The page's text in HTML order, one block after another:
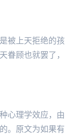
被‌‌‌‌‌‌‌‌‌‌‌上天拒绝的孩
眷顾也就罢了，
心理学效应，由
。原文为如果有